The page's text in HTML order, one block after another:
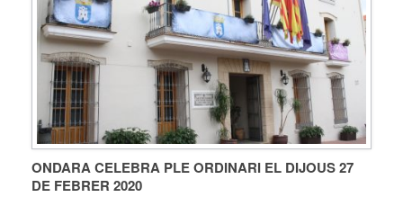
ONDARA CELEBRA PLE ORDINARI EL DIJOUS 27
DE FEBRER 2020